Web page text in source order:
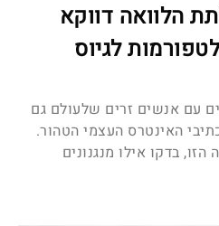
הלוואה דווקא
לגיוס
עם אנשים זרים שלעולם גם
האינטרס העצמי הטהור.
בדקו אילו מנגנונים